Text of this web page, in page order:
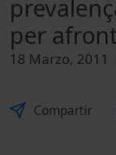
per
18 Marzo, 2011
Compartir